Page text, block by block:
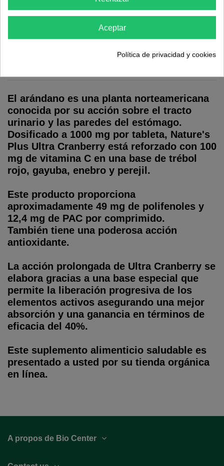
El arándano es una planta norteamericana
conocida por su acción sobre el tracto
urinario y las paredes del estómago.
Dosificado a 1000 mg por tableta, Nature's
Plus Ultra Cranberry está reforzado con 100
mg de vitamina C en una base de trébol
rojo, gayuba, enebro y perejil.
Este producto proporciona
aproximadamente 49 mg de polifenoles y
12,4 mg de PAC por comprimido.
También tiene una poderosa acción
antioxidante.
La acción prolongada de Ultra Cranberry se
elabora gracias a una base especial que
permite la liberación progresiva de los
elementos activos asegurando una mejor
absorción y una ganancia en términos de
eficacia del 40%.
Este suplemento alimenticio saludable es
presentado a usted por su tienda orgánica
en línea.
A propos de Bio Center
Aceptar
Política de privacidad y cookies